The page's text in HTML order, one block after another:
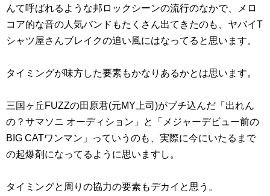
んて呼ばれるような邦ロックシーンの流行のなかで、メロ
コア的な音の人気バンドもたくさん出てきたのも、ヤバイT
シャツ屋さんブレイクの追い風にはなってると思います。
タイミングが味方した要素もかなりあるかとは思います。
三国ヶ丘FUZZの田原君(元MY上司)がブチ込んだ「出れん
の？サマソニ オーディション」と「メジャーデビュー前の
BIG CATワンマン」っていうのも、実際に今にいたるまで
の起爆剤になってるように思いますし。
タイミングと周りの協力の要素もデカイと思う。